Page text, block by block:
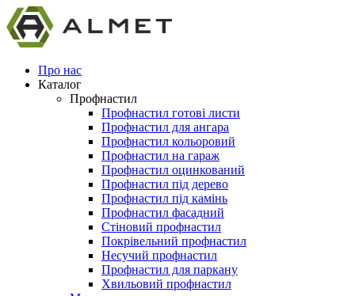
Про нас
Каталог
Профнастил
Профнастил готові листи
Профнастил для ангара
Профнастил кольоровий
Профнастил на гараж
Профнастил оцинкований
Профнастил під дерево
Профнастил під камінь
Профнастил фасадний
Стіновий профнастил
Покрівельний профнастил
Несучий профнастил
Профнастил для паркану
Хвильовий профнастил